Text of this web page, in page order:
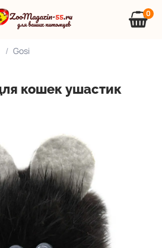
0
Gosi
кошек ушастик